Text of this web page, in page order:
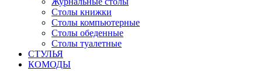
Столы книжки
Столы компьютерные
Столы обеденные
Столы туалетные
СТУЛЬЯ
КОМОДЫ